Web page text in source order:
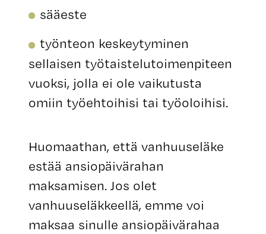
sääeste
työnteon keskeytyminen
sellaisen työtaistelutoimenpiteen
vuoksi, jolla ei ole vaikutusta
omiin työehtoihisi tai työoloihisi.
Huomaathan, että vanhuuseläke
estää ansiopäivärahan
maksamisen. Jos olet
vanhuuseläkkeellä, emme voi
maksaa sinulle ansiopäivärahaa